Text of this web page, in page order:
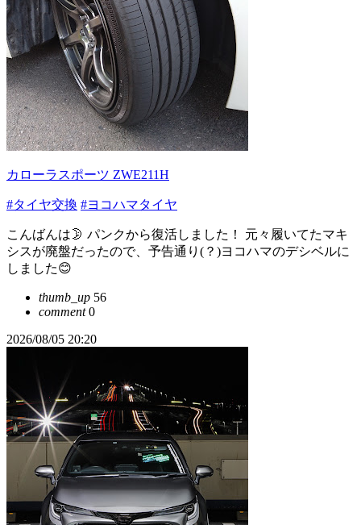
カローラスポーツ ZWE211H
#タイヤ交換 #ヨコハマタイヤ
こんばんは🌛 パンクから復活しました！ 元々履いてたマキ
シスが廃盤だったので、予告通り(？)ヨコハマのデシベルに
しました😊
thumb_up 56
comment0
2026/08/05 20:20